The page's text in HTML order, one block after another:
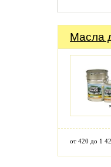
Масла
от 420 до 1